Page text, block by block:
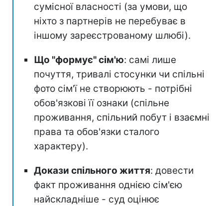
сумісної власності (за умови, що
ніхто з партнерів не перебуває в
іншому зареєстрованому шлюбі).
Що "формує" сім'ю: самі лише
почуття, тривалі стосунки чи спільні
фото сім'ї не створюють - потрібні
обов'язкові її ознаки (спільне
проживання, спільний побут і взаємні
права та обов'язки сталого
характеру).
Докази спільного життя: довести
факт проживання однією сім'єю
найскладніше - суд оцінює